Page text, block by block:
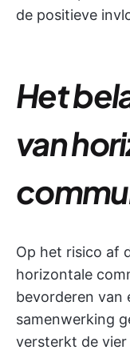
de positieve
Het
van
Op het risico af
horizontale
bevorderen van
samenwerking
versterkt de vier